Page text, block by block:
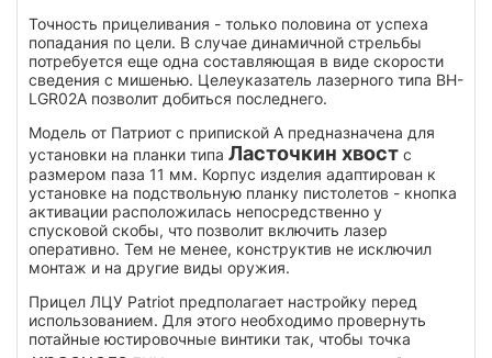
Точность прицеливания - только половина от успеха
попадания по цели. В случае динамичной стрельбы
потребуется еще одна составляющая в виде скорости
сведения с мишенью. Целеуказатель лазерного типа BH-
LGR02A позволит добиться последнего.
Модель от Патриот с припиской A предназначена для
установки на планки типа Ласточкин хвост с
размером паза 11 мм. Корпус изделия адаптирован к
установке на подствольную планку пистолетов - кнопка
активации расположилась непосредственно у
спусковой скобы, что позволит включить лазер
оперативно. Тем не менее, конструктив не исключил
монтаж и на другие виды оружия.
Прицел ЛЦУ Patriot предполагает настройку перед
использованием. Для этого необходимо провернуть
потайные юстировочные винтики так, чтобы точка